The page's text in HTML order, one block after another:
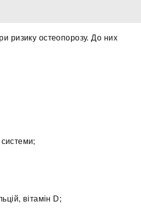
ризику остеопорозу. До них
системи;
вітамін D;